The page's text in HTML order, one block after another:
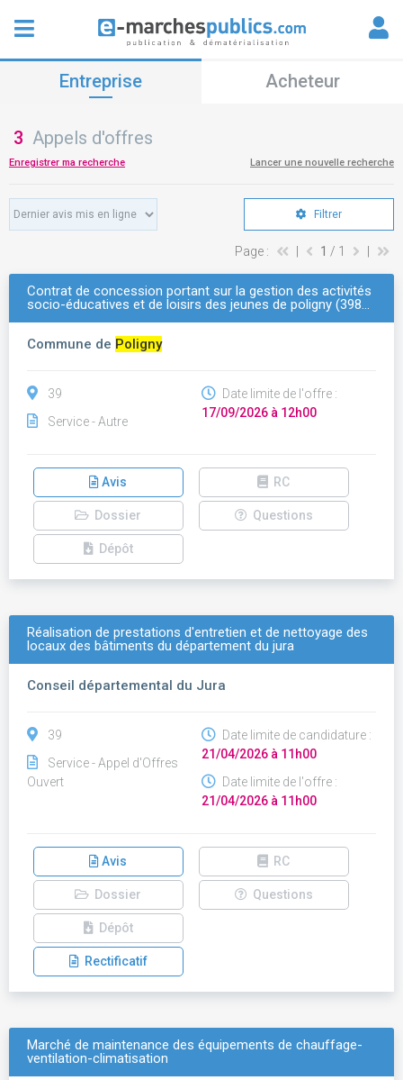
Entreprise Acheteur
3 Appels d'offres
Enregistrer ma recherche Lancer une nouvelle recherche
Filtrer
Page : 1 / 1
Contrat de concession portant sur la gestion des activités
socio-éducatives et de loisirs des jeunes de poligny (398…
Commune de Poligny
39
Service - Autre
Date limite de l'offre :
17/09/2026 à 12h00
Avis RC
Dossier Questions
Dépôt
Réalisation de prestations d'entretien et de nettoyage des
locaux des bâtiments du département du jura
Conseil départemental du Jura
39
Service - Appel d'Offres
Ouvert
Date limite de candidature :
21/04/2026 à 11h00
Date limite de l'offre :
21/04/2026 à 11h00
Avis RC
Dossier Questions
Dépôt
Rectificatif
Marché de maintenance des équipements de chauffage-
ventilation-climatisation